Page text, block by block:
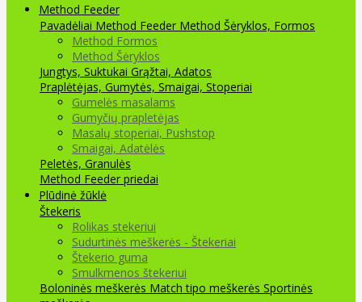
Method Feeder
Pavadėliai Method Feeder Method Šėryklos, Formos
Method Formos
Method Šėryklos
Jungtys, Suktukai Grąžtai, Adatos
Praplėtėjas, Gumytės, Smaigai, Stoperiai
Gumelės masalams
Gumyčių prapletėjas
Masalų stoperiai, Pushstop
Smaigai, Adatėlės
Peletės, Granulės
Method Feeder priedai
Plūdinė žūklė
Štekeris
Rolikas stekeriui
Sudurtinės meškerės - Štekeriai
Štekerio guma
Smulkmenos štekeriui
Boloninės meškerės Match tipo meškerės Sportinės